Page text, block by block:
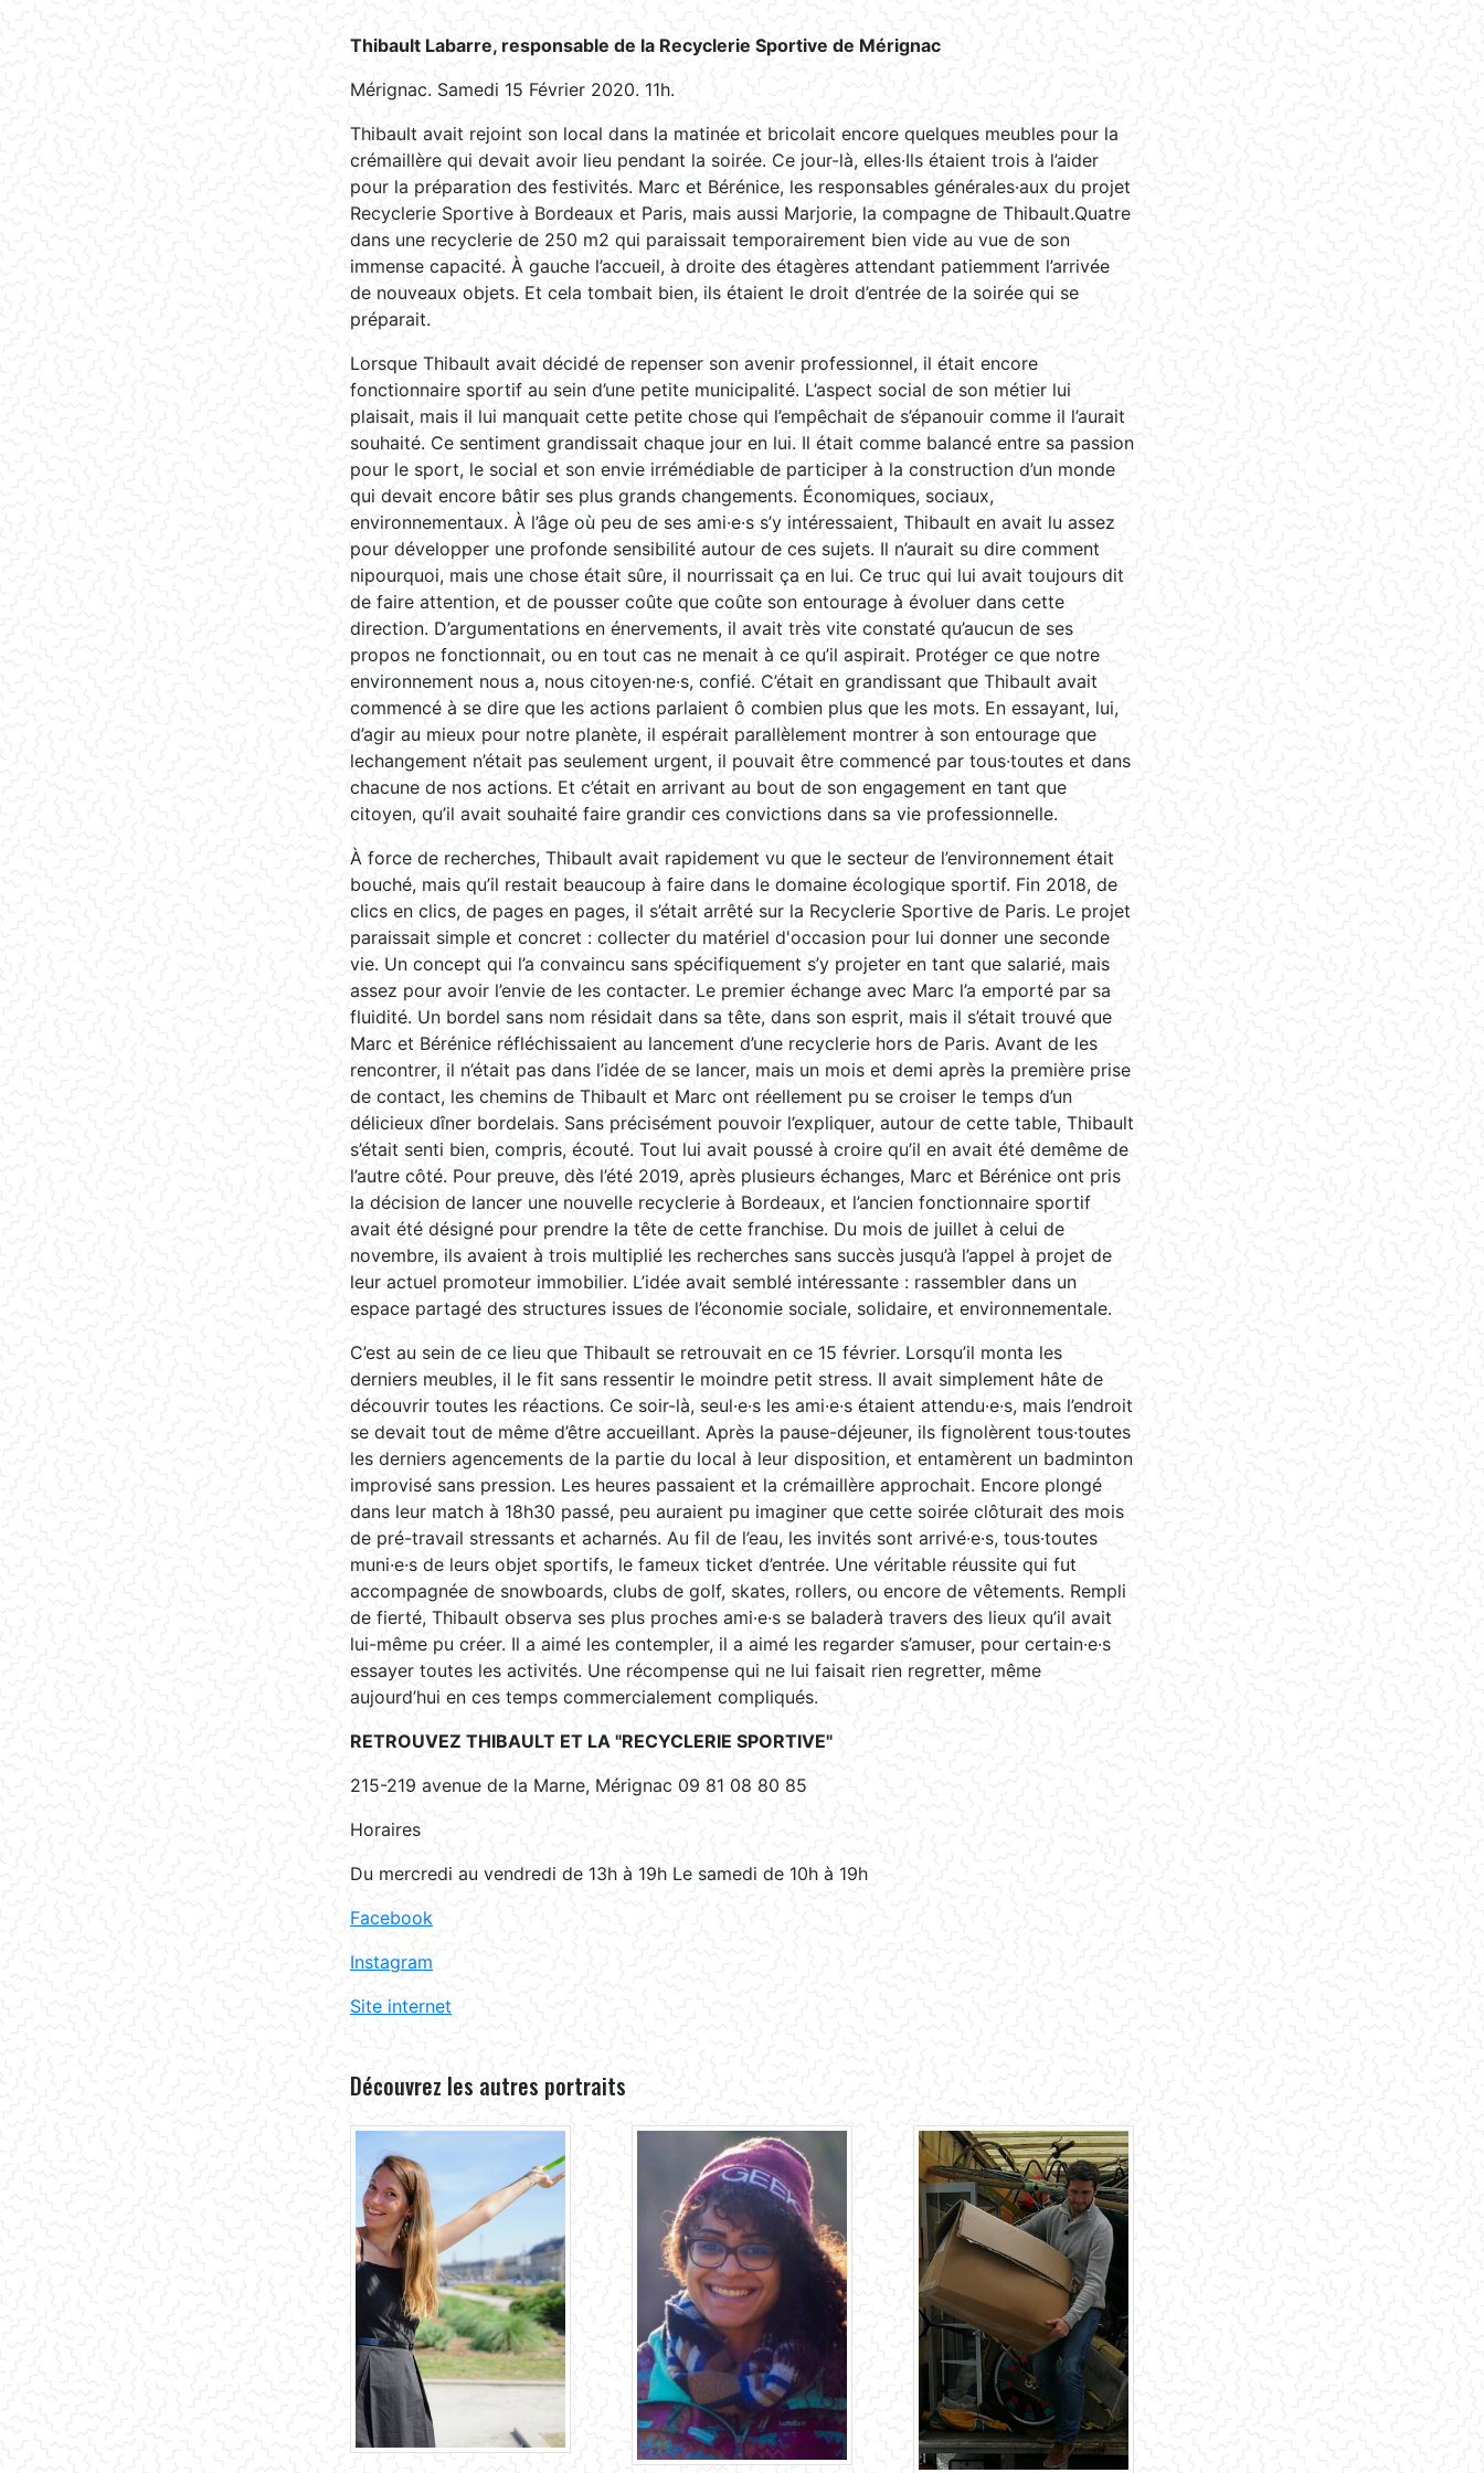
Thibault Labarre, responsable de la Recyclerie Sportive de Mérignac
Mérignac. Samedi 15 Février 2020. 11h.
Thibault avait rejoint son local dans la matinée et bricolait encore quelques meubles pour la
crémaillère qui devait avoir lieu pendant la soirée. Ce jour-là, elles·Ils étaient trois à l’aider
pour la préparation des festivités. Marc et Bérénice, les responsables générales·aux du projet
Recyclerie Sportive à Bordeaux et Paris, mais aussi Marjorie, la compagne de Thibault.Quatre
dans une recyclerie de 250 m2 qui paraissait temporairement bien vide au vue de son
immense capacité. À gauche l’accueil, à droite des étagères attendant patiemment l’arrivée
de nouveaux objets. Et cela tombait bien, ils étaient le droit d’entrée de la soirée qui se
préparait.
Lorsque Thibault avait décidé de repenser son avenir professionnel, il était encore
fonctionnaire sportif au sein d’une petite municipalité. L’aspect social de son métier lui
plaisait, mais il lui manquait cette petite chose qui l’empêchait de s’épanouir comme il l’aurait
souhaité. Ce sentiment grandissait chaque jour en lui. Il était comme balancé entre sa passion
pour le sport, le social et son envie irrémédiable de participer à la construction d’un monde
qui devait encore bâtir ses plus grands changements. Économiques, sociaux,
environnementaux. À l’âge où peu de ses ami·e·s s’y intéressaient, Thibault en avait lu assez
pour développer une profonde sensibilité autour de ces sujets. Il n’aurait su dire comment
nipourquoi, mais une chose était sûre, il nourrissait ça en lui. Ce truc qui lui avait toujours dit
de faire attention, et de pousser coûte que coûte son entourage à évoluer dans cette
direction. D’argumentations en énervements, il avait très vite constaté qu’aucun de ses
propos ne fonctionnait, ou en tout cas ne menait à ce qu’il aspirait. Protéger ce que notre
environnement nous a, nous citoyen·ne·s, confié. C’était en grandissant que Thibault avait
commencé à se dire que les actions parlaient ô combien plus que les mots. En essayant, lui,
d’agir au mieux pour notre planète, il espérait parallèlement montrer à son entourage que
lechangement n’était pas seulement urgent, il pouvait être commencé par tous·toutes et dans
chacune de nos actions. Et c’était en arrivant au bout de son engagement en tant que
citoyen, qu’il avait souhaité faire grandir ces convictions dans sa vie professionnelle.
À force de recherches, Thibault avait rapidement vu que le secteur de l’environnement était
bouché, mais qu’il restait beaucoup à faire dans le domaine écologique sportif. Fin 2018, de
clics en clics, de pages en pages, il s’était arrêté sur la Recyclerie Sportive de Paris. Le projet
paraissait simple et concret : collecter du matériel d'occasion pour lui donner une seconde
vie. Un concept qui l’a convaincu sans spécifiquement s’y projeter en tant que salarié, mais
assez pour avoir l’envie de les contacter. Le premier échange avec Marc l’a emporté par sa
fluidité. Un bordel sans nom résidait dans sa tête, dans son esprit, mais il s’était trouvé que
Marc et Bérénice réfléchissaient au lancement d’une recyclerie hors de Paris. Avant de les
rencontrer, il n’était pas dans l’idée de se lancer, mais un mois et demi après la première prise
de contact, les chemins de Thibault et Marc ont réellement pu se croiser le temps d’un
délicieux dîner bordelais. Sans précisément pouvoir l’expliquer, autour de cette table, Thibault
s’était senti bien, compris, écouté. Tout lui avait poussé à croire qu’il en avait été demême de
l’autre côté. Pour preuve, dès l’été 2019, après plusieurs échanges, Marc et Bérénice ont pris
la décision de lancer une nouvelle recyclerie à Bordeaux, et l’ancien fonctionnaire sportif
avait été désigné pour prendre la tête de cette franchise. Du mois de juillet à celui de
novembre, ils avaient à trois multiplié les recherches sans succès jusqu’à l’appel à projet de
leur actuel promoteur immobilier. L’idée avait semblé intéressante : rassembler dans un
espace partagé des structures issues de l’économie sociale, solidaire, et environnementale.
C’est au sein de ce lieu que Thibault se retrouvait en ce 15 février. Lorsqu’il monta les
derniers meubles, il le fit sans ressentir le moindre petit stress. Il avait simplement hâte de
découvrir toutes les réactions. Ce soir-là, seul·e·s les ami·e·s étaient attendu·e·s, mais l’endroit
se devait tout de même d’être accueillant. Après la pause-déjeuner, ils fignolèrent tous·toutes
les derniers agencements de la partie du local à leur disposition, et entamèrent un badminton
improvisé sans pression. Les heures passaient et la crémaillère approchait. Encore plongé
dans leur match à 18h30 passé, peu auraient pu imaginer que cette soirée clôturait des mois
de pré-travail stressants et acharnés. Au fil de l’eau, les invités sont arrivé·e·s, tous·toutes
muni·e·s de leurs objet sportifs, le fameux ticket d’entrée. Une véritable réussite qui fut
accompagnée de snowboards, clubs de golf, skates, rollers, ou encore de vêtements. Rempli
de fierté, Thibault observa ses plus proches ami·e·s se baladerà travers des lieux qu’il avait
lui-même pu créer. Il a aimé les contempler, il a aimé les regarder s’amuser, pour certain·e·s
essayer toutes les activités. Une récompense qui ne lui faisait rien regretter, même
aujourd’hui en ces temps commercialement compliqués.
RETROUVEZ THIBAULT ET LA "RECYCLERIE SPORTIVE"
215-219 avenue de la Marne, Mérignac 09 81 08 80 85
Horaires
Du mercredi au vendredi de 13h à 19h Le samedi de 10h à 19h
Facebook
Instagram
Site internet
Découvrez les autres portraits